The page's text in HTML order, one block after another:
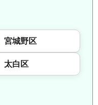
宮城野区
太白区